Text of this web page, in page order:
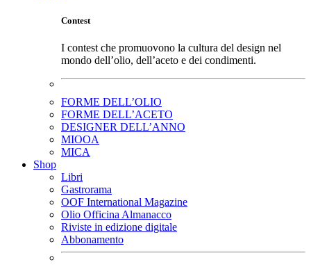
Contest
I contest che promuovono la cultura del design nel
mondo dell’olio, dell’aceto e dei condimenti.
FORME DELL’OLIO
FORME DELL’ACETO
DESIGNER DELL’ANNO
MIOOA
MICA
Shop
Libri
Gastrorama
OOF International Magazine
Olio Officina Almanacco
Riviste in edizione digitale
Abbonamento